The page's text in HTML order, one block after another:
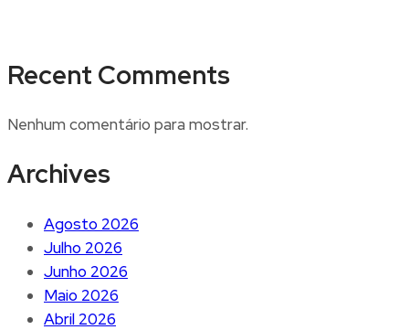
Recent Comments
Nenhum comentário para mostrar.
Archives
Agosto 2026
Julho 2026
Junho 2026
Maio 2026
Abril 2026